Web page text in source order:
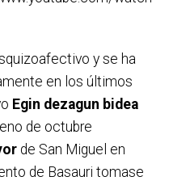
y se ha
en los últimos
Egin dezagun bidea
de octubre
de San Miguel en
de Basauri tomase